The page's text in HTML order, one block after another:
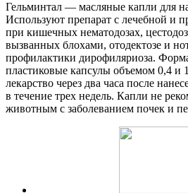
Гельминтал — масляные капли для
Используют препарат с лечебной и
при кишечных нематодозах,
вызванных блохами, отодектозе и
профилактики дирофиляриоза.
пластиковые капсулы объемом 0,4 и
лекарство через два часа после
в течение трех недель. Капли не
животным с заболеванием почек и